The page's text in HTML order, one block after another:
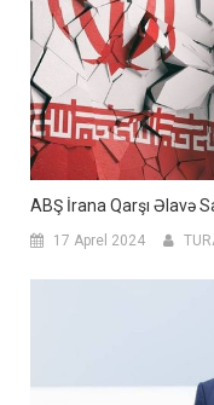
ABŞ İrana Qarşı Əlavə
17 Aprel 2024